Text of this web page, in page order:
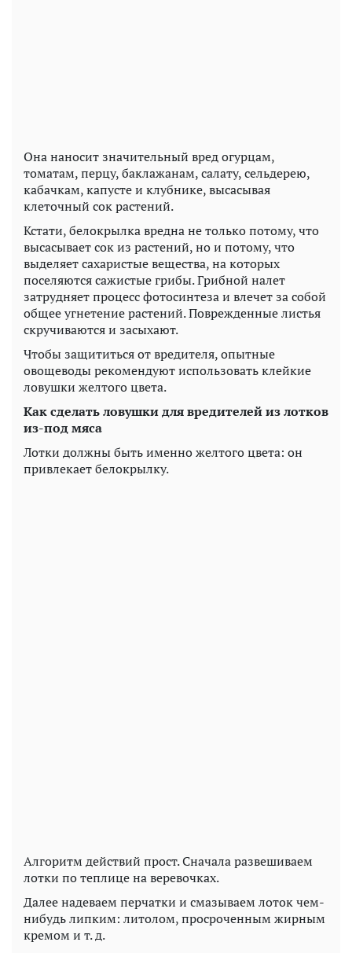
Она наносит значительный вред огурцам,
томатам, перцу, баклажанам, салату, сельдерею,
кабачкам, капусте и клубнике, высасывая
клеточный сок растений.
Кстати, белокрылка вредна не только потому, что
высасывает сок из растений, но и потому, что
выделяет сахаристые вещества, на которых
поселяются сажистые грибы. Грибной налет
затрудняет процесс фотосинтеза и влечет за собой
общее угнетение растений. Поврежденные листья
скручиваются и засыхают.
Чтобы защититься от вредителя, опытные
овощеводы рекомендуют использовать клейкие
ловушки желтого цвета.
Как сделать ловушки для вредителей из лотков
из-под мяса
Лотки должны быть именно желтого цвета: он
привлекает белокрылку.
Алгоритм действий прост. Сначала развешиваем
лотки по теплице на веревочках.
Далее надеваем перчатки и смазываем лоток чем-
нибудь липким: литолом, просроченным жирным
кремом и т. д.